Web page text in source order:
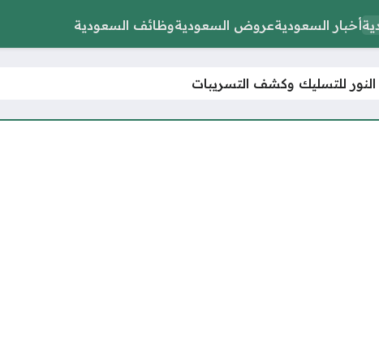
أخبار السعوديةعروض السعوديةوظائف السعودية
للتسليك وكشف التسريبات